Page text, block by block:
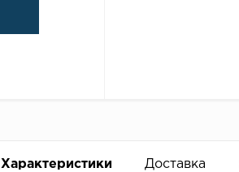
Характеристики Доставка